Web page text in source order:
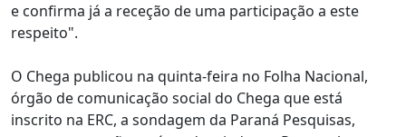
e confirma já a receção de uma participação a este
respeito".
O Chega publicou na quinta-feira no Folha Nacional,
órgão de comunicação social do Chega que está
inscrito na ERC, a sondagem da Paraná Pesquisas,